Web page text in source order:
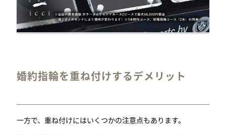
婚約指輪を重ね付けするデメリット
一方で、重ね付けにはいくつかの注意点もあります。